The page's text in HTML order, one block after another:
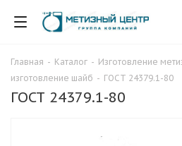
Главная - Каталог - Изготовление
изготовление шайб - ГОСТ 24379.1-80
ГОСТ 24379.1-80